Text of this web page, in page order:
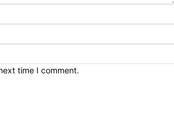
time I comment.